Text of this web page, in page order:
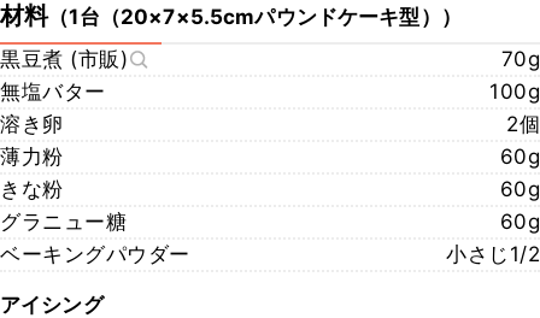
材料（1台（20×7×5.5cmパウンドケーキ型） ）
黒豆煮 (市販)
70g
無塩バター
100g
溶き卵
2個
薄力粉
60g
きな粉
60g
グラニュー糖
60g
ベーキングパウダー
小さじ1/2
アイシング